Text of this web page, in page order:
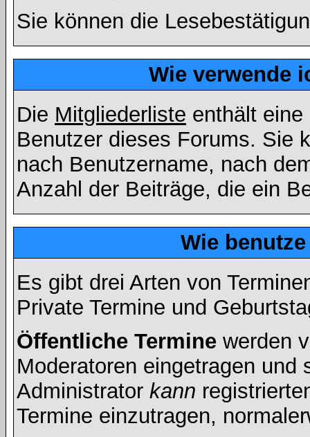
Sie können die
Wie verwende
Die Mitgliederliste enthält
Benutzer dieses Forums. Sie
nach Benutzername, nach
Anzahl der Beiträge, die ein
Wie
Es gibt drei Arten von
Private Termine und
Öffentliche Termine werden
Moderatoren eingetragen und
Administrator kann
Termine einzutragen,